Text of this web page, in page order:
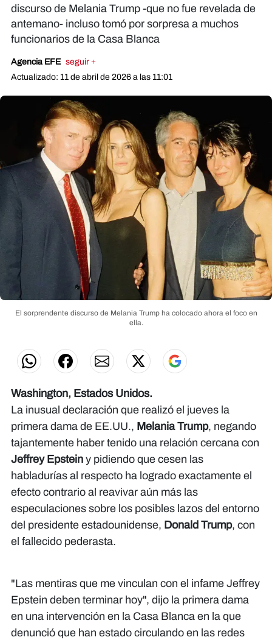
discurso de Melania Trump -que no fue revelada de
antemano- incluso tomó por sorpresa a muchos
funcionarios de la Casa Blanca
Agencia EFE seguir +
Actualizado: 11 de abril de 2026 a las 11:01
El sorprendente discurso de Melania Trump ha colocado ahora el foco en
ella.
Washington, Estados Unidos.
La inusual declaración que realizó el jueves la
primera dama de EE.UU., Melania Trump, negando
tajantemente haber tenido una relación cercana con
Jeffrey Epstein y pidiendo que cesen las
habladurías al respecto ha logrado exactamente el
efecto contrario al reavivar aún más las
especulaciones sobre los posibles lazos del entorno
del presidente estadounidense, Donald Trump, con
el fallecido pederasta.
"Las mentiras que me vinculan con el infame Jeffrey
Epstein deben terminar hoy", dijo la primera dama
en una intervención en la Casa Blanca en la que
denunció que han estado circulando en las redes